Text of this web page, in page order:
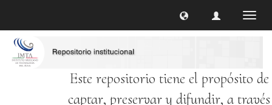
Este repositorio tiene el propósito de
captar, preservar y difundir, a través